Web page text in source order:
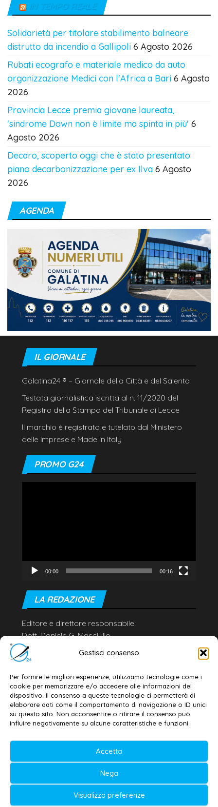
Gestisci consenso
Per fornire le migliori esperienze, utilizziamo tecnologie come i
cookie per memorizzare e/o accedere alle informazioni del
dispositivo. Il consenso a queste tecnologie ci permetterà di
elaborare dati come il comportamento di navigazione o ID unici
su questo sito. Non acconsentire o ritirare il consenso può
influire negativamente su alcune caratteristiche e funzioni.
Accetta
Nega
Visualizza preferenze
IN TEMPO REALE
Solidarietà per titolare stabilimento balneare
distrutto da incendio a Gallipoli 6 Agosto 2026
Rubati ecografo e materiale medico da auto
organizzazione Medici con l'Africa a Bari 6 Agosto
2026
Provincia Lecce premia giovane laureata,
'sindrome Down non è limite ma spinta in più' 6
Agosto 2026
Decaro, scoperto oggi che è stato presentato
piano decarbonizzazione per ex Ilva 6 Agosto
2026
AGENDA
IL GIORNALE
Galatina24 ® – Giornale della Città e del Salento
Testata giornalistica iscritta al n. 11/2020 del
Registro della Stampa del Tribunale di Lecce
Il marchio è registrato e tutelato dal Ministero
delle Imprese e Made in Italy
PROMO G24
00:00 00:16
LA REDAZIONE
Editore e direttore responsabile:
Dott. Daniele G. Masciullo
Email:
redazione@galatina24.it
Privacy policy–Cookie policy
© 2020-2026 | Galatina24 ®
Testata iscritta al n. 11/2020 Registro della
Stampa Tribunale di Lecce
Editore e direttore responsabile:
Daniele G. Masciullo
Galatina24 è marchio registrato dal Ministero